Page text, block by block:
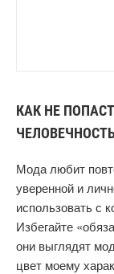
КАК НЕ
Мода любит
уверенной и
использовать с
Избегайте
они выглядят
цвет моему